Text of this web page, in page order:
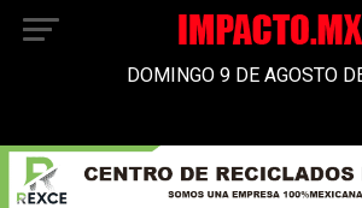
DOMINGO 9 DE AGOSTO